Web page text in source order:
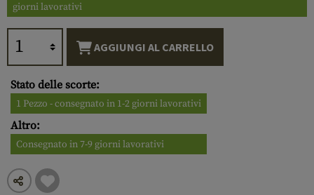
giorni lavorativi
AGGIUNGI AL CARRELLO
Stato delle scorte:
1 Pezzo - consegnato in 1-2 giorni lavorativi
Altro:
Consegnato in 7-9 giorni lavorativi